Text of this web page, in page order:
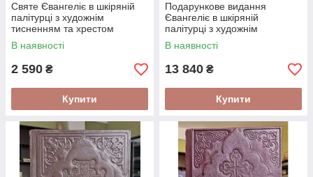
Святе Євангеліє в шкіряній
палітурці з художнім
тисненням та хрестом
українською мовою великий
шрифт 15*11 см
В наявності
2 590 ₴
Купити
Подарункове видання
Євангеліє в шкіряній
палітурці з художнім
тисненням українською
мовою
В наявності
13 840 ₴
Купити